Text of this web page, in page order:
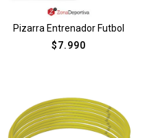
Pizarra Entrenador Futbol
$7.990